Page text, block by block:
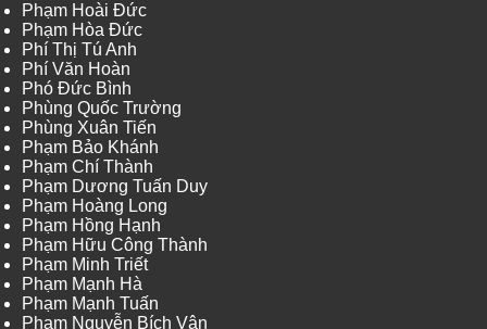
Phạm Hoài Đức
Phạm Hòa Đức
Phí Thị Tú Anh
Phí Văn Hoàn
Phó Đức Bình
Phùng Quốc Trường
Phùng Xuân Tiến
Phạm Bảo Khánh
Phạm Chí Thành
Phạm Dương Tuấn Duy
Phạm Hoàng Long
Phạm Hồng Hạnh
Phạm Hữu Công Thành
Phạm Minh Triết
Phạm Mạnh Hà
Phạm Mạnh Tuấn
Phạm Nguyễn Bích Vân